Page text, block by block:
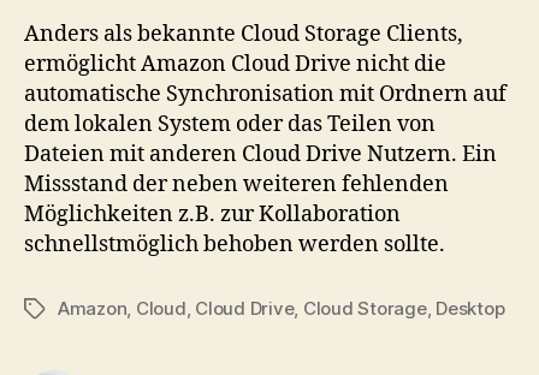
Anders als bekannte Cloud Storage Clients,
ermöglicht Amazon Cloud Drive nicht die
automatische Synchronisation mit Ordnern auf
dem lokalen System oder das Teilen von
Dateien mit anderen Cloud Drive Nutzern. Ein
Missstand der neben weiteren fehlenden
Möglichkeiten z.B. zur Kollaboration
schnellstmöglich behoben werden sollte.
TagsAmazon, Cloud, Cloud Drive, Cloud Storage, Desktop